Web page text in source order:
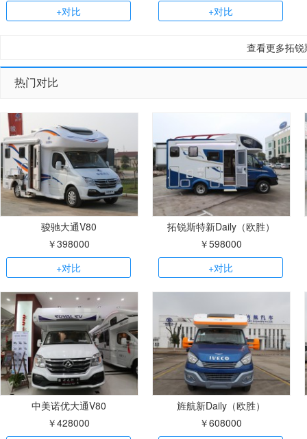
+对比
+对比
查看更多拓
热门对比
骏驰大通V80
￥398000
+对比
拓锐斯特新Daily（欧胜）
￥598000
+对比
中美诺优大通V80
￥428000
旌航新Daily（欧胜）
￥608000